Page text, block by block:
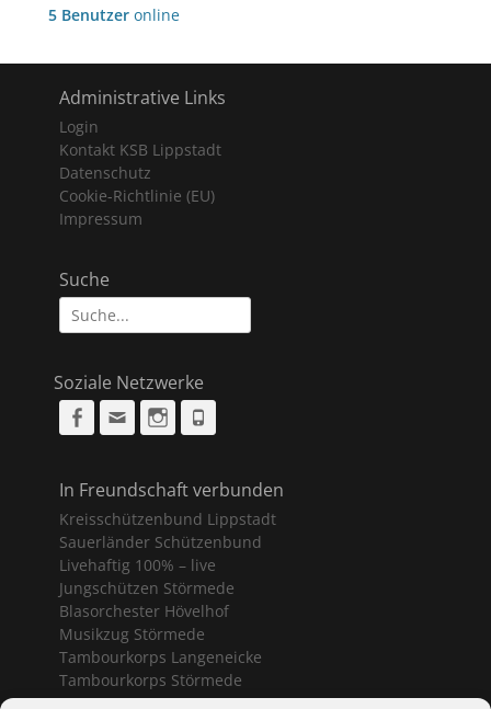
5 Benutzer online
Administrative Links
Login
Kontakt KSB Lippstadt
Datenschutz
Cookie-Richtlinie (EU)
Impressum
Suche
Suche
nach:
Soziale Netzwerke
Facebook
Email Instagram
In Freundschaft verbunden
Kreisschützenbund Lippstadt
Sauerländer Schützenbund
Livehaftig 100% – live
Jungschützen Störmede
Blasorchester Hövelhof
Musikzug Störmede
Tambourkorps Langeneicke
Tambourkorps Störmede